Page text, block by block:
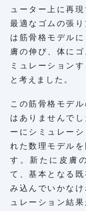
ューター上に再
最適なゴムの張
は筋骨格モデル
膚の伸び、体に
ミュレーション
と考えました。
この筋骨格モデ
はありませんで
ーにシミュレー
れた数理モデル
す。新たに皮膚
て、基本となる
み込んでいかな
ュレーション結